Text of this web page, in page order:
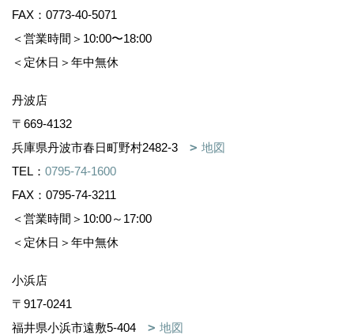
FAX：0773-40-5071
＜営業時間＞10:00〜18:00
＜定休日＞年中無休
丹波店
〒669-4132
兵庫県丹波市春日町野村2482-3
地図
TEL： 0795-74-1600
FAX：0795-74-3211
＜営業時間＞10:00～17:00
＜定休日＞年中無休
小浜店
〒917-0241
福井県小浜市遠敷5-404
地図